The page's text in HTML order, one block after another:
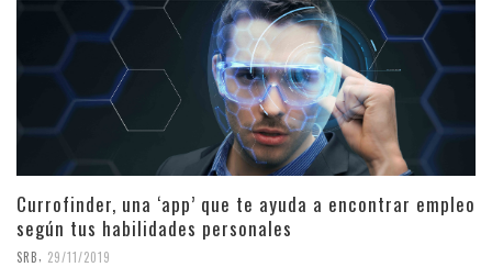
Currofinder, una ‘app’ que te ayuda a encontrar empleo
según tus habilidades personales
SRB 29/11/2019